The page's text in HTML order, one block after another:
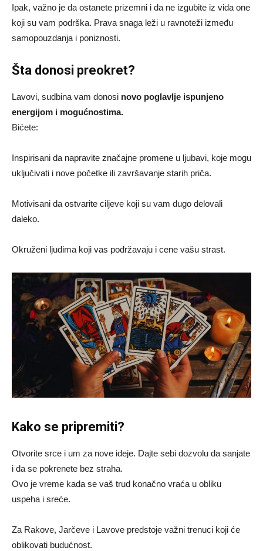
Ipak, važno je da ostanete prizemni i da ne izgubite iz vida one
koji su vam podrška. Prava snaga leži u ravnoteži između
samopouzdanja i poniznosti.
Šta donosi preokret?
Lavovi, sudbina vam donosi novo poglavlje ispunjeno
energijom i mogućnostima.
Bićete:
Inspirisani da napravite značajne promene u ljubavi, koje mogu
uključivati i nove početke ili završavanje starih priča.
Motivisani da ostvarite ciljeve koji su vam dugo delovali
daleko.
Okruženi ljudima koji vas podržavaju i cene vašu strast.
Kako se pripremiti?
Otvorite srce i um za nove ideje. Dajte sebi dozvolu da sanjate
i da se pokrenete bez straha.
Ovo je vreme kada se vaš trud konačno vraća u obliku
uspeha i sreće.
Za Rakove, Jarčeve i Lavove predstoje važni trenuci koji će
oblikovati budućnost.